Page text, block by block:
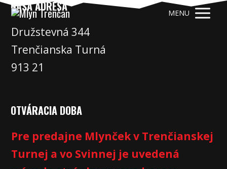
MENU
NAŠA ADRESA
Družstevná 344
Trenčianska Turná
913 21
OTVÁRACIA DOBA
Pre predajne Mlynček v Trenčianskej
Turnej a vo Svinnej je uvedená